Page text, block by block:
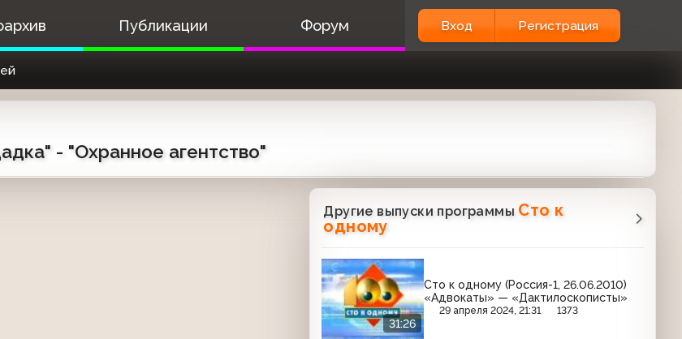
Публикации Форум Вход Регистрация
- "Охранное агентство"
Другие выпуски программы Сто к
одному
31:26
Сто к одному (Россия-1, 26.06.2010)
«Адвокаты» — «Дактилоскописты»
29 апреля 2024, 21:31 1373